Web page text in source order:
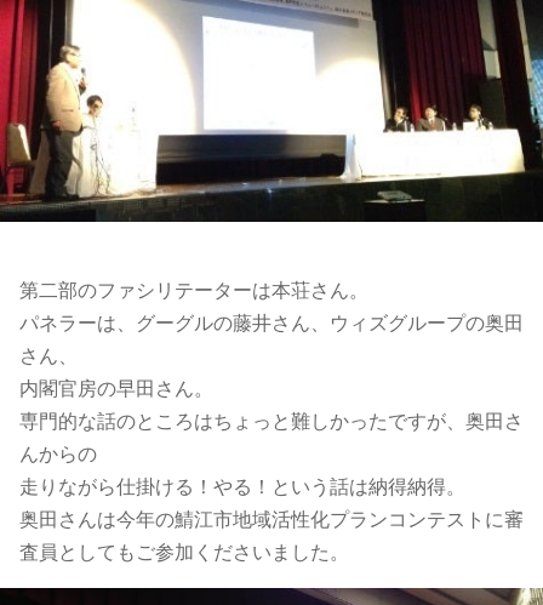
第二部のファシリテーターは本荘さん。
パネラーは、グーグルの藤井さん、ウィズグループの奥田
さん、
内閣官房の早田さん。
専門的な話のところはちょっと難しかったですが、奥田さ
んからの
走りながら仕掛ける！やる！という話は納得納得。
奥田さんは今年の鯖江市地域活性化プランコンテストに審
査員としてもご参加くださいました。